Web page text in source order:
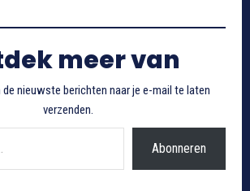
meer van
nieuwste berichten naar je e-mail te laten
verzenden.
Abonneren